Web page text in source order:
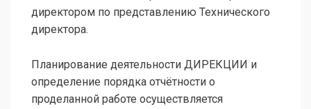
директором по представлению Технического
директора.
Планирование деятельности ДИРЕКЦИИ и
определение порядка отчётности о
проделанной работе осуществляется